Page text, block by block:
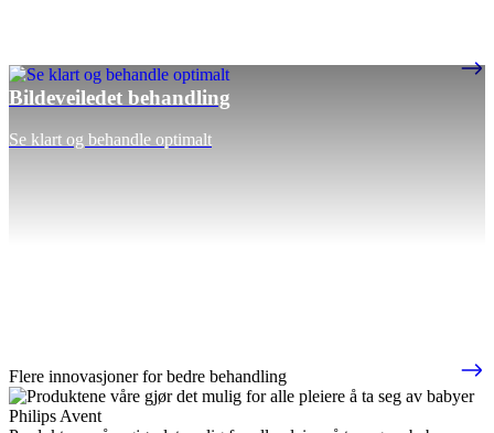
Bildeveiledet behandling
Se klart og behandle optimalt
Flere innovasjoner for bedre behandling
Philips Avent